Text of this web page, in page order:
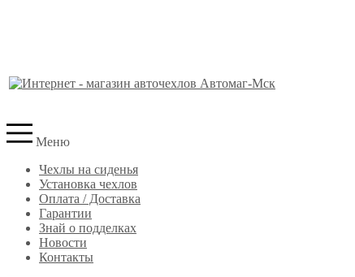
Меню
Чехлы на сиденья
Установка чехлов
Оплата / Доставка
Гарантии
Знай о подделках
Новости
Контакты